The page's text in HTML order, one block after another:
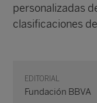
EDITORIAL
Fundación BBVA
personalizadas
clasificaciones